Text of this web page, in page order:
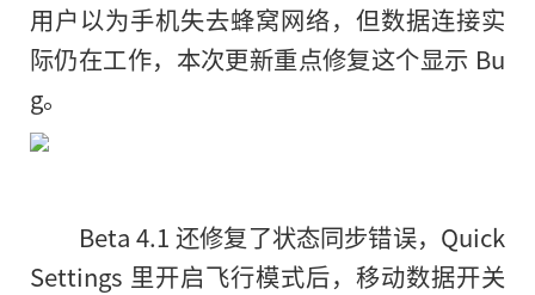
用户以为手机失去蜂窝网络，但数据连接实
际仍在工作，本次更新重点修复这个显示 Bu
g。
Beta 4.1 还修复了状态同步错误，Quick
Settings 里开启飞行模式后，移动数据开关